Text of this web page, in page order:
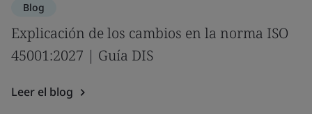
Blog
Explicación de los cambios en la norma ISO
45001:2027 | Guía DIS
Leer el blog